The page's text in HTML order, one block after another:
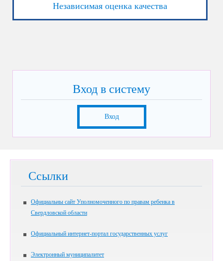
Независимая оценка качества
Вход в систему
Вход
Ссылки
Официальны сайт Уполномоченного по правам ребенка в
Свердловской области
Официальный интернет-портал государственных услуг
Электронный муниципалитет